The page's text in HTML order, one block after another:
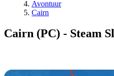
Avontuur
Cairn
Cairn (PC) - Steam